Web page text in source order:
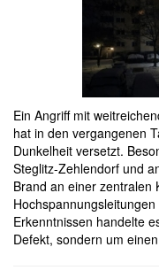
Ein Angriff mit
hat in den vergangenen
Dunkelheit versetzt.
Steglitz-Zehlendorf und
Brand an einer zentralen
Erkenntnissen handelte
Defekt, sondern um